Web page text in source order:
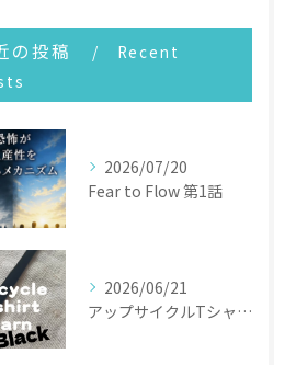
の投稿
Recent
2026/07/20
Fear to Flow 第1話
2026/06/21
アップサイクルTシャツヤーン